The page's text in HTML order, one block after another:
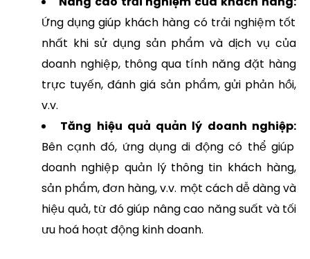
Ứng dụng giúp khách hàng có trải nghiệm tốt
nhất khi sử dụng sản phẩm và dịch vụ của
doanh nghiệp, thông qua tính năng đặt hàng
trực tuyến, đánh giá sản phẩm, gửi phản hồi,
v.v.
Tăng hiệu quả quản lý doanh nghiệp:
Bên cạnh đó, ứng dụng di động có thể giúp
doanh nghiệp quản lý thông tin khách hàng,
sản phẩm, đơn hàng, v.v. một cách dễ dàng và
hiệu quả, từ đó giúp nâng cao năng suất và tối
ưu hoá hoạt động kinh doanh.